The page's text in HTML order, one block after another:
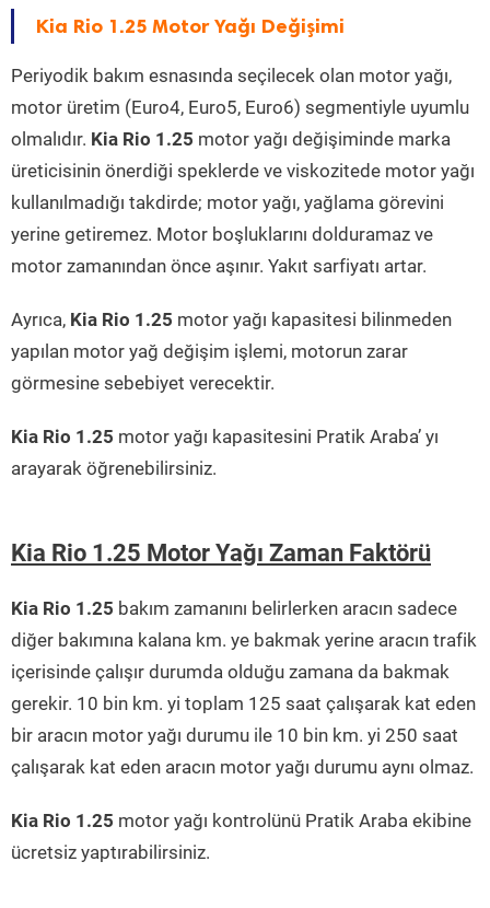
Kia Rio 1.25 Motor Yağı Değişimi
Periyodik bakım esnasında seçilecek olan motor yağı,
motor üretim (Euro4, Euro5, Euro6) segmentiyle uyumlu
olmalıdır. Kia Rio 1.25 motor yağı değişiminde marka
üreticisinin önerdiği speklerde ve viskozitede motor yağı
kullanılmadığı takdirde; motor yağı, yağlama görevini
yerine getiremez. Motor boşluklarını dolduramaz ve
motor zamanından önce aşınır. Yakıt sarfiyatı artar.
Ayrıca, Kia Rio 1.25 motor yağı kapasitesi bilinmeden
yapılan motor yağ değişim işlemi, motorun zarar
görmesine sebebiyet verecektir.
Kia Rio 1.25 motor yağı kapasitesini Pratik Araba’ yı
arayarak öğrenebilirsiniz.
Kia Rio 1.25 Motor Yağı Zaman Faktörü
Kia Rio 1.25 bakım zamanını belirlerken aracın sadece
diğer bakımına kalana km. ye bakmak yerine aracın trafik
içerisinde çalışır durumda olduğu zamana da bakmak
gerekir. 10 bin km. yi toplam 125 saat çalışarak kat eden
bir aracın motor yağı durumu ile 10 bin km. yi 250 saat
çalışarak kat eden aracın motor yağı durumu aynı olmaz.
Kia Rio 1.25 motor yağı kontrolünü Pratik Araba ekibine
ücretsiz yaptırabilirsiniz.